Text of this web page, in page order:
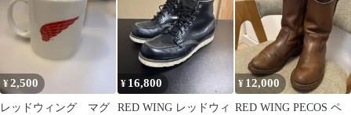
¥2,500
レッドウィング マグ
¥ 16,800
RED WING レッドウィ
¥ 12,000
RED WING PECOS ペ